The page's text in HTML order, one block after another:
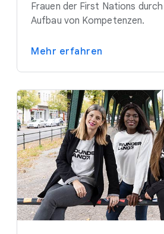
Frauen der First Nations
Aufbau von Kompetenzen.
Mehr erfahren